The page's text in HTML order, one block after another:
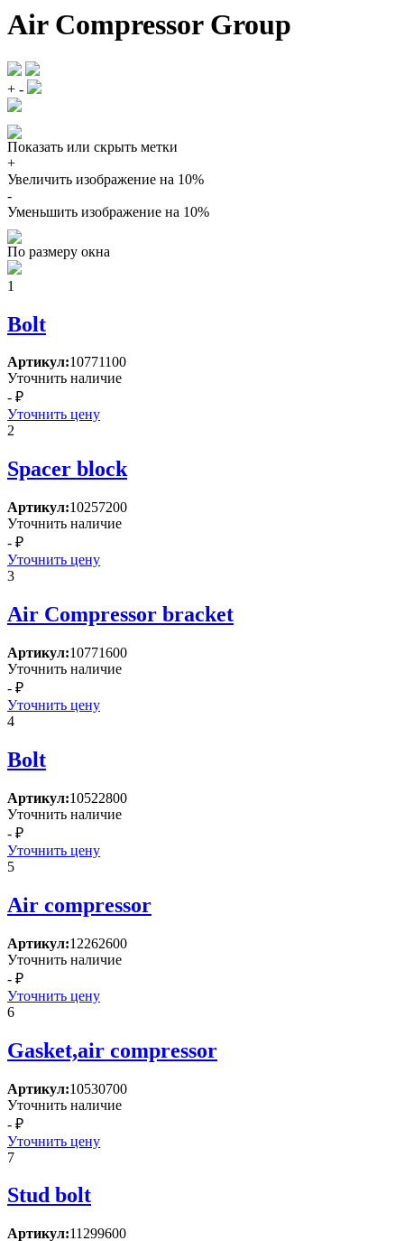
Air Compressor Group
+ -
Показать или скрыть метки
+
Увеличить изображение на 10%
-
Уменьшить изображение на 10%
По размеру окна
1
Bolt
Артикул:10771100
Уточнить наличие
- ₽
Уточнить цену
2
Spacer block
Артикул:10257200
Уточнить наличие
- ₽
Уточнить цену
3
Air Compressor bracket
Артикул:10771600
Уточнить наличие
- ₽
Уточнить цену
4
Bolt
Артикул:10522800
Уточнить наличие
- ₽
Уточнить цену
5
Air compressor
Артикул:12262600
Уточнить наличие
- ₽
Уточнить цену
6
Gasket,air compressor
Артикул:10530700
Уточнить наличие
- ₽
Уточнить цену
7
Stud bolt
Артикул:11299600